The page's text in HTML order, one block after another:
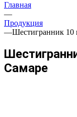
Главная
—
Продукция
—Шестигранник 10
Самаре